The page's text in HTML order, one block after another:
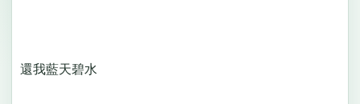
還我藍天碧水